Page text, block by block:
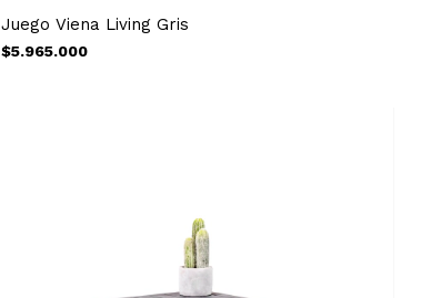
Juego Viena Living Gris
$5.965.000